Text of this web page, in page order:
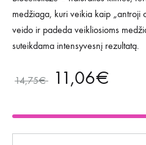
medžiaga, kuri veikia kaip „antroji
veido ir padeda veikliosioms
suteikdama intensyvesnį rezultatą.
14,75€ 11,06€